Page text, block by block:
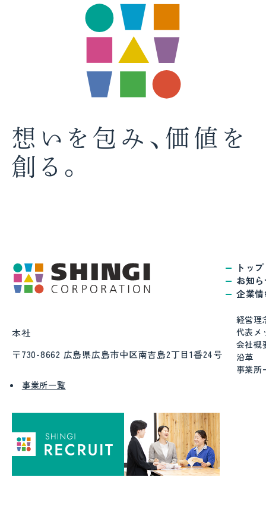
想いを包み、価値を
創る。
本社
〒730-8662 広島県広島市中区南吉島2丁目1番24号
事業所一覧
トップ
お知
企業
経営理
代表メ
会社概
沿革
事業所